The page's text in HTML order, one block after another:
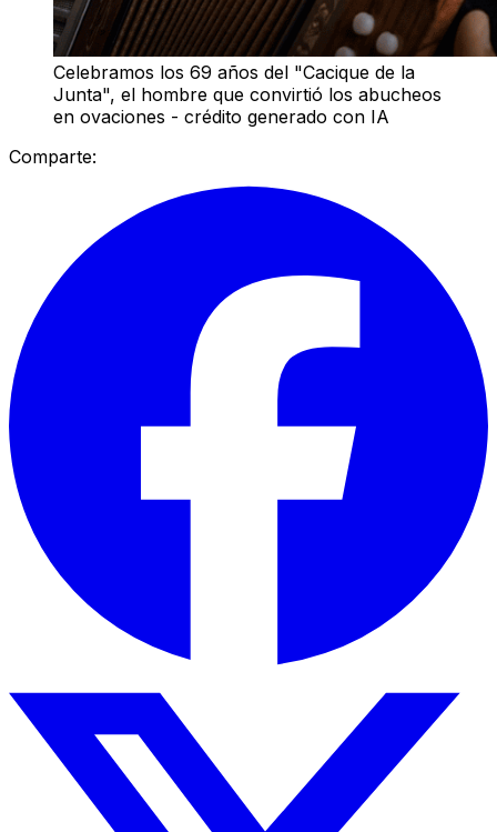
Celebramos los 69 años del "Cacique de la
Junta", el hombre que convirtió los abucheos
en ovaciones - crédito generado con IA
Comparte: